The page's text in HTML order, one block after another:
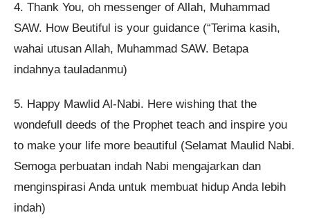
4. Thank You, oh messenger of Allah, Muhammad
SAW. How Beutiful is your guidance (“Terima kasih,
wahai utusan Allah, Muhammad SAW. Betapa
indahnya tauladanmu)
5. Happy Mawlid Al-Nabi. Here wishing that the
wondefull deeds of the Prophet teach and inspire you
to make your life more beautiful (Selamat Maulid Nabi.
Semoga perbuatan indah Nabi mengajarkan dan
menginspirasi Anda untuk membuat hidup Anda lebih
indah)